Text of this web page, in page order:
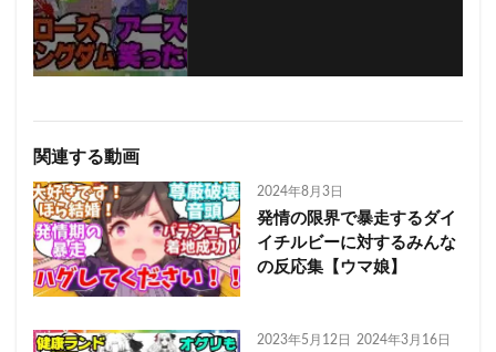
関連する動画
2024年8月3日
発情の限界で暴走するダイ
イチルビーに対するみんな
の反応集【ウマ娘】
2023年5月12日 2024年3月16日